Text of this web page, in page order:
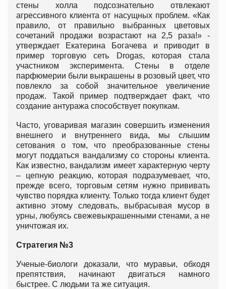
стены холла подсознательно отвлекают
агрессивного клиента от насущных проблем. «Как
правило, от правильно выбранных цветовых
сочетаний продажи возрастают на 2,5 раза!» -
утверждает Екатерина Богачева и приводит в
пример торговую сеть Drogas, которая стала
участником эксперимента. Стены в отделе
парфюмерии были выкрашены в розовый цвет, что
повлекло за собой значительное увеличение
продаж. Такой пример подтверждает факт, что
создание антуража способствует покупкам.
Часто, уговаривая магазин совершить изменения
внешнего и внутреннего вида, мы слышим
сетования о том, что преобразованные стены
могут поддаться вандализму со стороны клиента.
Как известно, вандализм имеет характерную черту
– цепную реакцию, которая подразумевает, что,
прежде всего, торговым сетям нужно прививать
чувство порядка клиенту. Только тогда клиент будет
активно этому следовать, выбрасывая мусор в
урны, любуясь свежевыкрашенными стенами, а не
уничтожая их.
Стратегия №3
Ученые-биологи доказали, что муравьи, обходя
препятствия, начинают двигаться намного
быстрее. С людьми та же ситуация.